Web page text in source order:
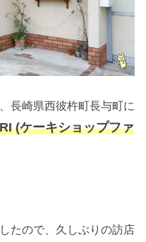
長崎県西彼杵町長与町に
(ケーキショップファ
たので、久しぶりの訪店